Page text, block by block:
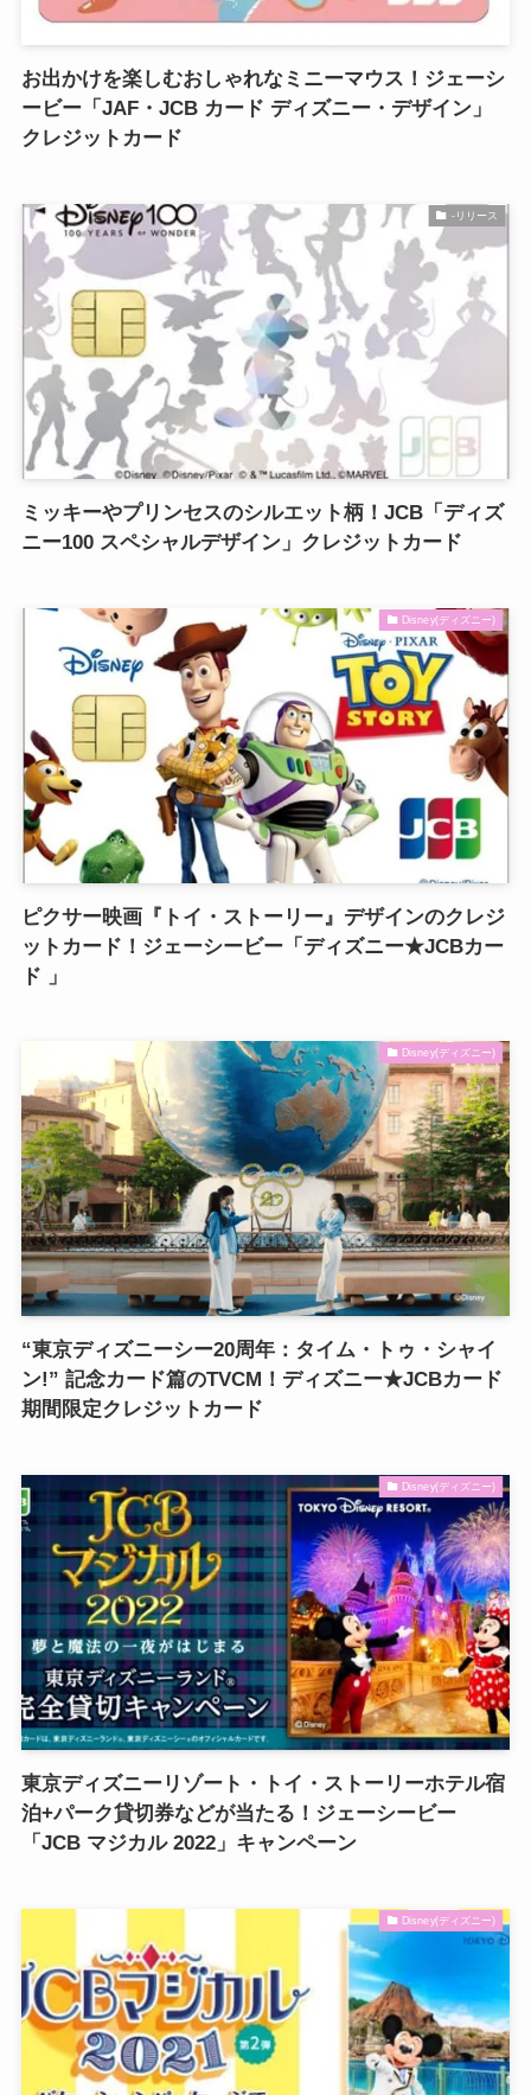
お出かけを楽しむおしゃれなミニーマウス！ジェーシ
ービー「JAF・JCB カード ディズニー・デザイン」
クレジットカード
-リリース
ミッキーやプリンセスのシルエット柄！JCB「ディズ
ニー100 スペシャルデザイン」クレジットカード
Disney(ディズニー)
ピクサー映画『トイ・ストーリー』デザインのクレジ
ットカード！ジェーシービー「ディズニー★JCBカー
ド 」
Disney(ディズニー)
“東京ディズニーシー20周年：タイム・トゥ・シャイ
ン!” 記念カード篇のTVCM！ディズニー★JCBカード
期間限定クレジットカード
Disney(ディズニー)
東京ディズニーリゾート・トイ・ストーリーホテル宿
泊+パーク貸切券などが当たる！ジェーシービー
「JCB マジカル 2022」キャンペーン
Disney(ディズニー)